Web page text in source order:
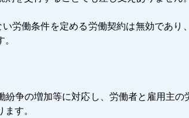
労働条件を定める労働契約は無効であ
紛争の増加等に対応し、労働者と雇用主
す。